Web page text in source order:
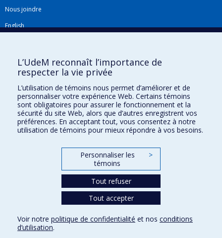
Nous joindre
English
Plan du site
Accessibilité
Gabarits et image de marque
Agenda FMV & calendrier académique
La Faculté de médecine vétérinaire de l'Université de Montréal détient
l'agrément complet de l'AVMAet est membre de l'AAVMC.
Conditions d’utilisation
L’UdeM reconnaît l’importance de
respecter la vie privée
L’utilisation de témoins nous permet d’améliorer et de
personnaliser votre expérience Web. Certains témoins
sont obligatoires pour assurer le fonctionnement et la
sécurité du site Web, alors que d’autres enregistrent vos
préférences. En acceptant tout, vous consentez à notre
utilisation de témoins pour mieux répondre à vos besoins.
Personnaliser les
témoins
>
Tout refuser
Tout accepter
Voir notre politique de confidentialité et nos conditions
d’utilisation.